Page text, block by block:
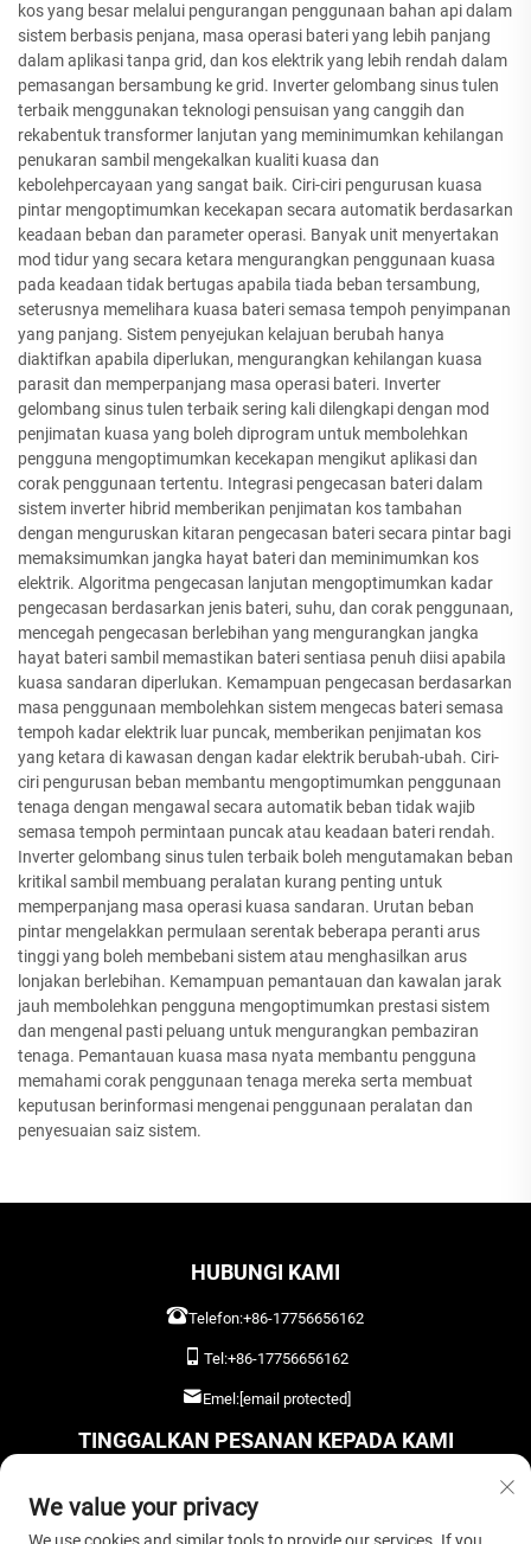
kos yang besar melalui pengurangan penggunaan bahan api dalam
sistem berbasis penjana, masa operasi bateri yang lebih panjang
dalam aplikasi tanpa grid, dan kos elektrik yang lebih rendah dalam
pemasangan bersambung ke grid. Inverter gelombang sinus tulen
terbaik menggunakan teknologi pensuisan yang canggih dan
rekabentuk transformer lanjutan yang meminimumkan kehilangan
penukaran sambil mengekalkan kualiti kuasa dan
kebolehpercayaan yang sangat baik. Ciri-ciri pengurusan kuasa
pintar mengoptimumkan kecekapan secara automatik berdasarkan
keadaan beban dan parameter operasi. Banyak unit menyertakan
mod tidur yang secara ketara mengurangkan penggunaan kuasa
pada keadaan tidak bertugas apabila tiada beban tersambung,
seterusnya memelihara kuasa bateri semasa tempoh penyimpanan
yang panjang. Sistem penyejukan kelajuan berubah hanya
diaktifkan apabila diperlukan, mengurangkan kehilangan kuasa
parasit dan memperpanjang masa operasi bateri. Inverter
gelombang sinus tulen terbaik sering kali dilengkapi dengan mod
penjimatan kuasa yang boleh diprogram untuk membolehkan
pengguna mengoptimumkan kecekapan mengikut aplikasi dan
corak penggunaan tertentu. Integrasi pengecasan bateri dalam
sistem inverter hibrid memberikan penjimatan kos tambahan
dengan menguruskan kitaran pengecasan bateri secara pintar bagi
memaksimumkan jangka hayat bateri dan meminimumkan kos
elektrik. Algoritma pengecasan lanjutan mengoptimumkan kadar
pengecasan berdasarkan jenis bateri, suhu, dan corak penggunaan,
mencegah pengecasan berlebihan yang mengurangkan jangka
hayat bateri sambil memastikan bateri sentiasa penuh diisi apabila
kuasa sandaran diperlukan. Kemampuan pengecasan berdasarkan
masa penggunaan membolehkan sistem mengecas bateri semasa
tempoh kadar elektrik luar puncak, memberikan penjimatan kos
yang ketara di kawasan dengan kadar elektrik berubah-ubah. Ciri-
ciri pengurusan beban membantu mengoptimumkan penggunaan
tenaga dengan mengawal secara automatik beban tidak wajib
semasa tempoh permintaan puncak atau keadaan bateri rendah.
Inverter gelombang sinus tulen terbaik boleh mengutamakan beban
kritikal sambil membuang peralatan kurang penting untuk
memperpanjang masa operasi kuasa sandaran. Urutan beban
pintar mengelakkan permulaan serentak beberapa peranti arus
tinggi yang boleh membebani sistem atau menghasilkan arus
lonjakan berlebihan. Kemampuan pemantauan dan kawalan jarak
jauh membolehkan pengguna mengoptimumkan prestasi sistem
dan mengenal pasti peluang untuk mengurangkan pembaziran
tenaga. Pemantauan kuasa masa nyata membantu pengguna
memahami corak penggunaan tenaga mereka serta membuat
keputusan berinformasi mengenai penggunaan peralatan dan
penyesuaian saiz sistem.
HUBUNGI KAMI
Telefon:+86-17756656162
Tel:+86-17756656162
Emel:[email protected]
TINGGALKAN PESANAN KEPADA KAMI
We value your privacy